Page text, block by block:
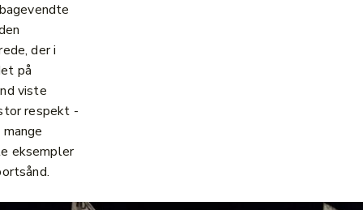
der i
på
viste
respekt -
eksempler